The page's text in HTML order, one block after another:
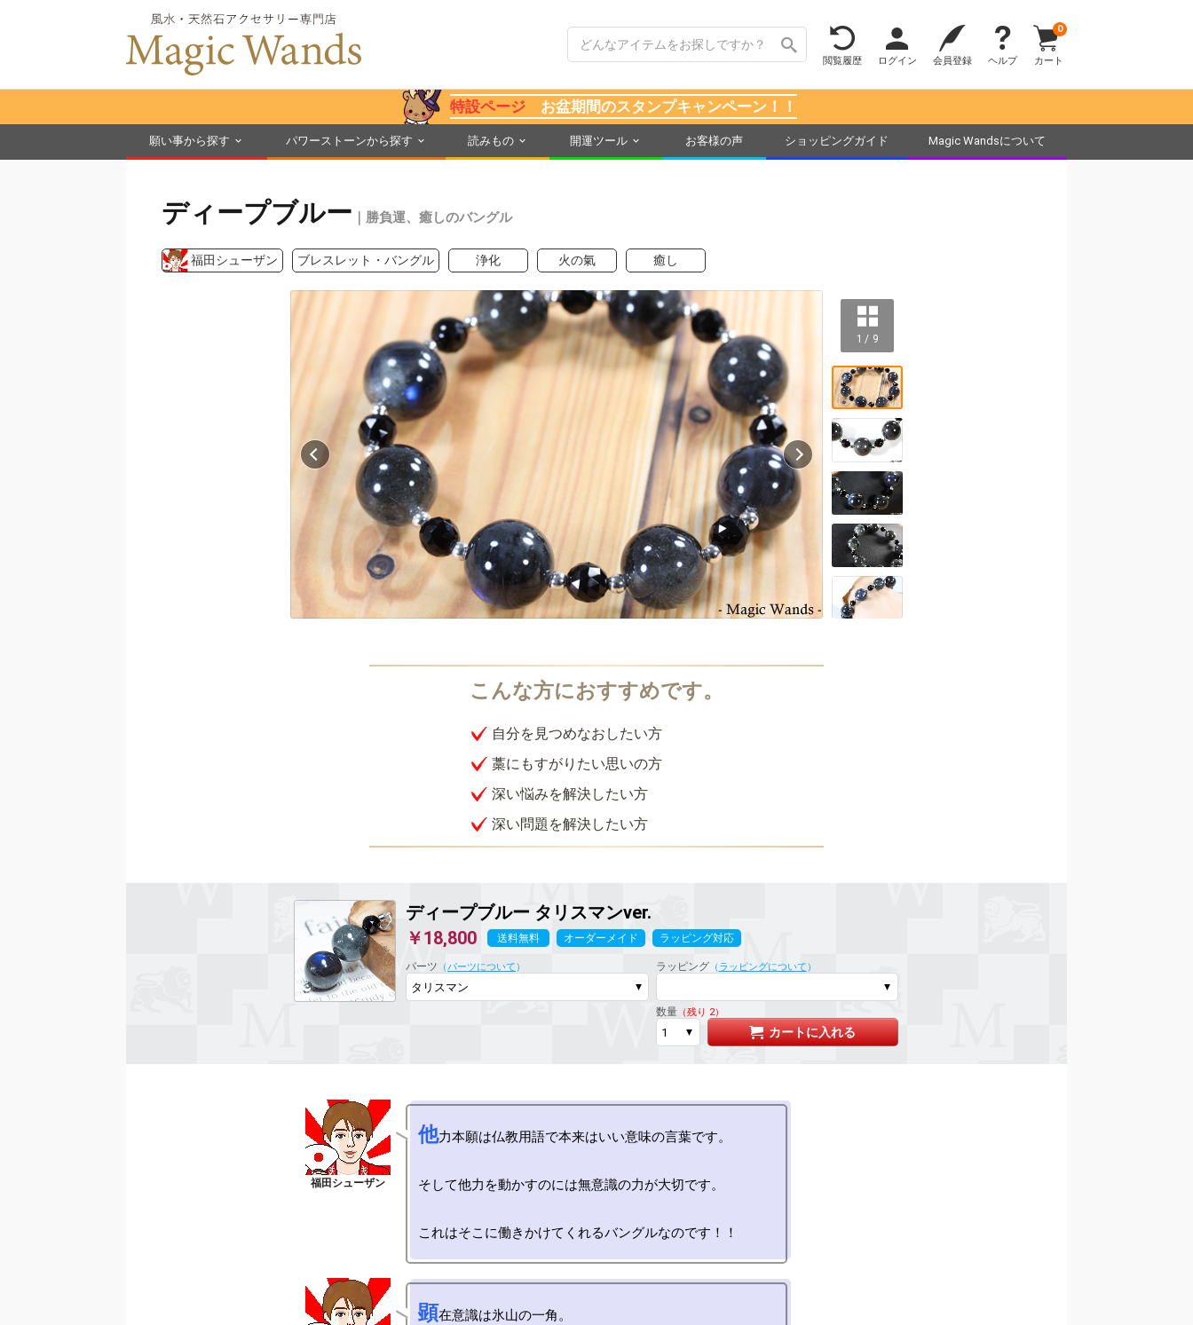
閲覧履歴 ログイン 会員登録 ヘルプ カート
0
特設ページ お盆期間のスタンプキャンペーン！！
願い事から探す パワーストーンから探す 読みもの 開運ツール お客様の声 ショッピングガイド Magic Wandsについて
ディープブルー ｜勝負運、癒しのバングル
福田シューザン ブレスレット・バングル 浄化 火の氣 癒し
1 / 9
自分を見つめなおしたい方
藁にもすがりたい思いの方
深い悩みを解決したい方
深い問題を解決したい方
ディープブルー タリスマンver.
￥18,800
送料無料 オーダーメイド ラッピング対応
パーツ （パーツについて ） ラッピング（ ラッピングについて ）
数量（残り 2）
カートに入れる
他力本願は仏教用語で本来はいい意味の言葉です。
そして他力を動かすのには無意識の力が大切です。
顕在意識は氷山の一角。